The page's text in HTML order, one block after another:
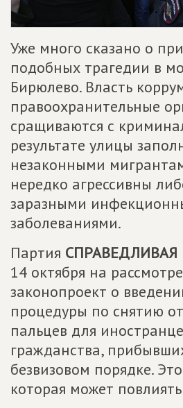
Уже много сказано о
подобных трагедии в
Бирюлево. Власть
правоохранительные
сращиваются с
результате улицы
незаконными
нередко агрессивны
заразными
заболеваниями.
Партия СПРАВЕДЛИВАЯ
14 октября на
законопроект о
процедуры по снятию
пальцев для
гражданства,
безвизовом порядке.
которая может